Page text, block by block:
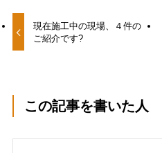
現在施工中の現場、４件の
ご紹介です?
この記事を書いた人